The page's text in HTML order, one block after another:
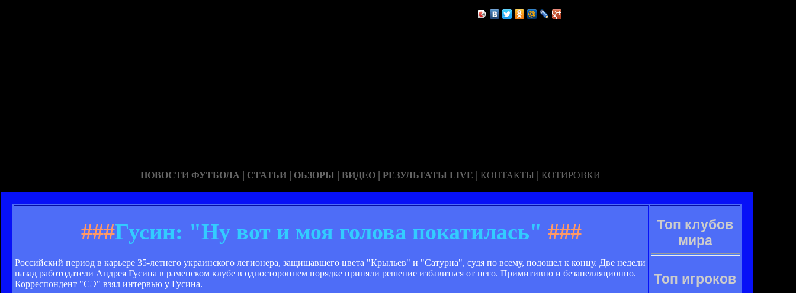
НОВОСТИ ФУТБОЛА | СТАТЬИ | ОБЗОРЫ | ВИДЕО | РЕЗУЛЬТАТЫ LIVE | КОНТАКТЫ | КОТИРОВКИ
###Гусин: "Ну вот и моя голова покатилась" ###
Российский период в карьере 35-летнего украинского легионера, защищавшего цвета "Крыльев" и "Сатурна", судя по всему, подошел к концу. Две недели
назад работодатели Андрея Гусина в раменском клубе в одностороннем порядке приняли решение избавиться от него. Примитивно и безапелляционно.
Корреспондент "СЭ" взял интервью у Гусина.
Топ клубов
мира
Топ игроков